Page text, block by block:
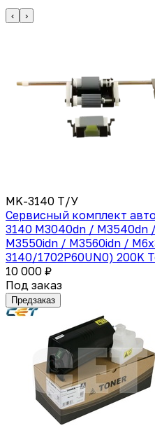
‹ ›
MK-3140 Т/У
Сервисный комплект
3140 M3040dn / M3540dn
M3550idn / M3560idn /
3140/1702P60UN0) 200K
10 000 ₽
Под заказ
Предзаказ